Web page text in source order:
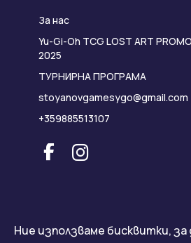
Ние използваме бисквитки,
За нас
Yu-Gi-Oh TCG LOST ART
2025
ТУРНИРНА ПРОГРАМА
stoyanovgamesygo@gmail.com
+359885513107